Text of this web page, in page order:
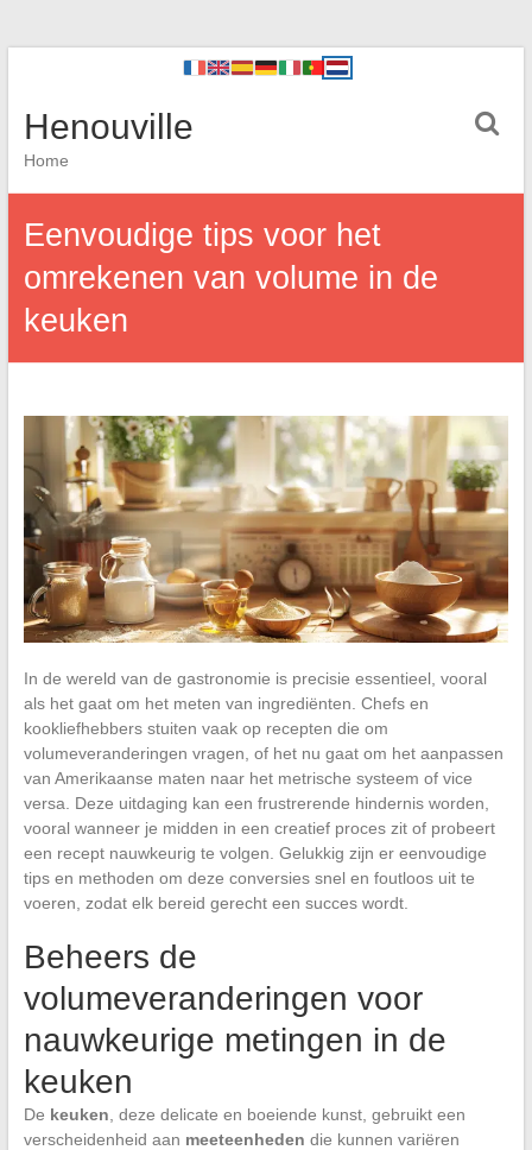
Henouville
Home
Eenvoudige tips voor het
omrekenen van volume in de
keuken
In de wereld van de gastronomie is precisie essentieel, vooral
als het gaat om het meten van ingrediënten. Chefs en
kookliefhebbers stuiten vaak op recepten die om
volumeveranderingen vragen, of het nu gaat om het aanpassen
van Amerikaanse maten naar het metrische systeem of vice
versa. Deze uitdaging kan een frustrerende hindernis worden,
vooral wanneer je midden in een creatief proces zit of probeert
een recept nauwkeurig te volgen. Gelukkig zijn er eenvoudige
tips en methoden om deze conversies snel en foutloos uit te
voeren, zodat elk bereid gerecht een succes wordt.
Beheers de
volumeveranderingen voor
nauwkeurige metingen in de
keuken
De keuken , deze delicate en boeiende kunst, gebruikt een
verscheidenheid aan meeteenheden die kunnen variëren